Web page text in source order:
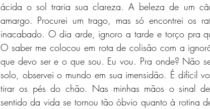
ácida o sol traria sua clareza. A beleza de um
amargo. Procurei um trago, mas só encontrei os
inacabado. O dia arde, ignoro a tarde e torço pra
O saber me colocou em rota de colisão com a
que devo ser e o que sou. Eu vou. Pra onde? Não
solo, observei o mundo em sua imensidão. É difícil
tirar os pés do chão. Nas minhas mãos o sinal
sentido da vida se tornou tão óbvio quanto à rotina